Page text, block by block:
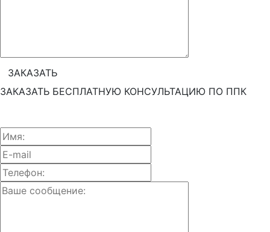
ЗАКАЗАТЬ БЕСПЛАТНУЮ КОНСУЛЬТАЦИЮ ПО ППК